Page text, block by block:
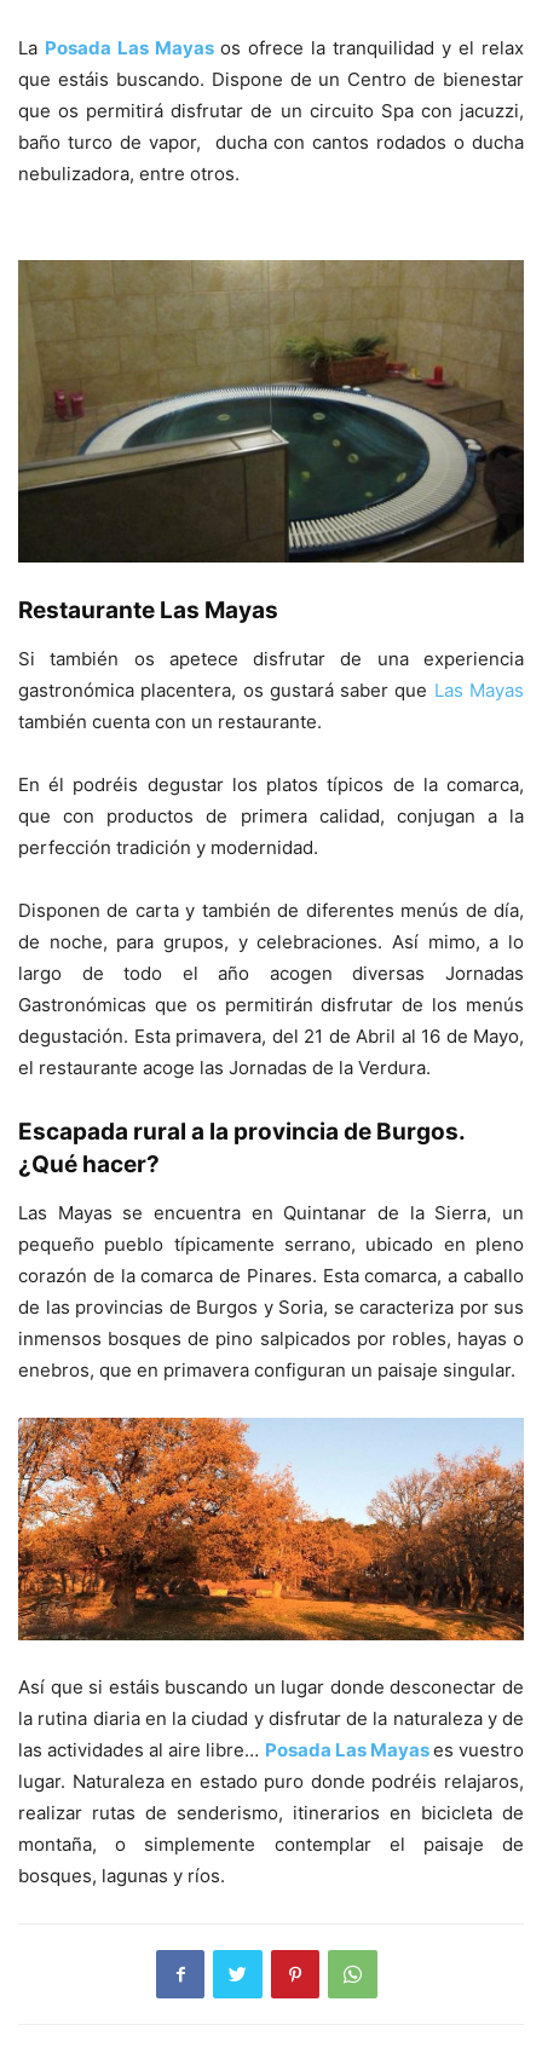
La Posada Las Mayas os ofrece la tranquilidad y el relax
que estáis buscando. Dispone de un Centro de bienestar
que os permitirá disfrutar de un circuito Spa con jacuzzi,
baño turco de vapor, ducha con cantos rodados o ducha
nebulizadora, entre otros.
Restaurante Las Mayas
Si también os apetece disfrutar de una experiencia
gastronómica placentera, os gustará saber que Las Mayas
también cuenta con un restaurante.
En él podréis degustar los platos típicos de la comarca,
que con productos de primera calidad, conjugan a la
perfección tradición y modernidad.
Disponen de carta y también de diferentes menús de día,
de noche, para grupos, y celebraciones. Así mimo, a lo
largo de todo el año acogen diversas Jornadas
Gastronómicas que os permitirán disfrutar de los menús
degustación. Esta primavera, del 21 de Abril al 16 de Mayo,
el restaurante acoge las Jornadas de la Verdura.
Escapada rural a la provincia de Burgos.
¿Qué hacer?
Las Mayas se encuentra en Quintanar de la Sierra, un
pequeño pueblo típicamente serrano, ubicado en pleno
corazón de la comarca de Pinares. Esta comarca, a caballo
de las provincias de Burgos y Soria, se caracteriza por sus
inmensos bosques de pino salpicados por robles, hayas o
enebros, que en primavera configuran un paisaje singular.
Así que si estáis buscando un lugar donde desconectar de
la rutina diaria en la ciudad y disfrutar de la naturaleza y de
las actividades al aire libre… Posada Las Mayases vuestro
lugar. Naturaleza en estado puro donde podréis relajaros,
realizar rutas de senderismo, itinerarios en bicicleta de
montaña, o simplemente contemplar el paisaje de
bosques, lagunas y ríos.